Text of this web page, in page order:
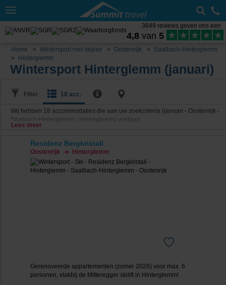
Toggle
3649 reviews geven ons een
4,8 van 5
Home Wintersport met skipas Oostenrijk
Saalbach-Hinterglemm
Hinterglemm
Wintersport Hinterglemm (januari)
Filter 18 acc.
Wij hebben 18 accommodaties die aan uw zoekcriteria (januari - Oostenrijk -
Saalbach-Hinterglemm - Hinterglemm) voldoen.
Lees meer
Residenz Bergkristall
Oostenrijk Hinterglemm
Gerenoveerde appartementen (zomer 2026) voor max. 6
personen, vlakbij de Mitteregger skilift in Hinterglemm!